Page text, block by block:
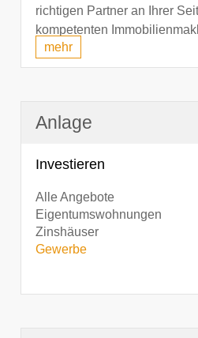
richtigen Partner an Ihrer
kompetenten
mehr
Anlage
Investieren
Alle Angebote
Eigentumswohnungen
Zinshäuser
Gewerbe